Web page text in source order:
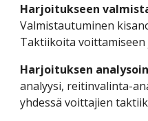
Harjoitukseen
Valmistautuminen
Taktiikoita voittamiseen
Harjoituksen
analyysi, reitinvalinta-
yhdessä voittajien